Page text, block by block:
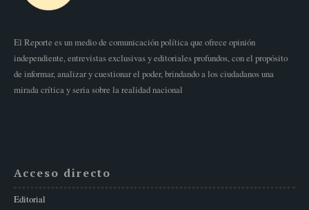
El Reporte es un medio de comunicación política que ofrece opinión
independiente, entrevistas exclusivas y editoriales profundos, con el propósito
de informar, analizar y cuestionar el poder, brindando a los ciudadanos una
mirada crítica y seria sobre la realidad nacional
Acceso directo
Editorial